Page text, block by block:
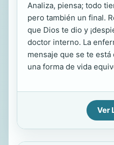
Analiza, piensa; todo
pero también un final.
que Dios te dio y
doctor interno. La
mensaje que se te está
una forma de vida
Ver